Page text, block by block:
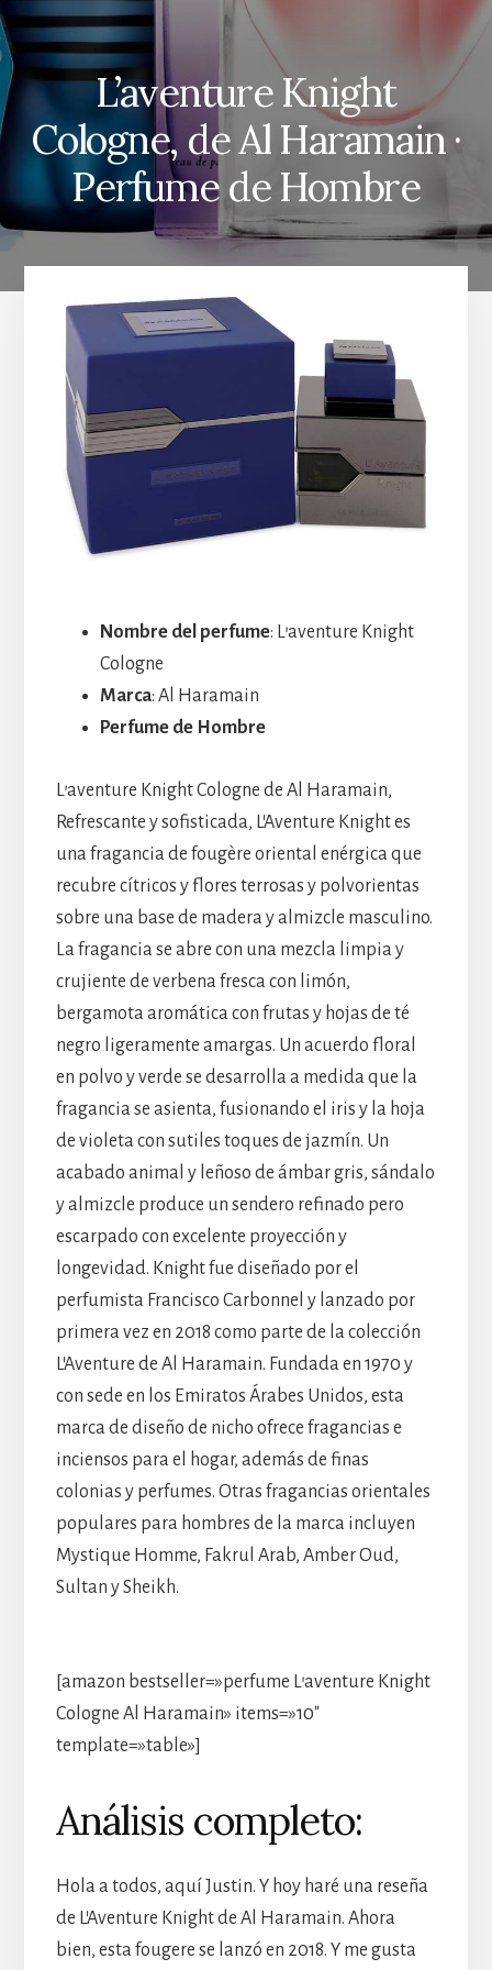
L’aventure Knight
Cologne, de Al Haramain ·
Perfume de Hombre
Nombre del perfume: L’aventure Knight
Cologne
Marca: Al Haramain
Perfume de Hombre
L’aventure Knight Cologne de Al Haramain,
Refrescante y sofisticada, L’Aventure Knight es
una fragancia de fougère oriental enérgica que
recubre cítricos y flores terrosas y polvorientas
sobre una base de madera y almizcle masculino.
La fragancia se abre con una mezcla limpia y
crujiente de verbena fresca con limón,
bergamota aromática con frutas y hojas de té
negro ligeramente amargas. Un acuerdo floral
en polvo y verde se desarrolla a medida que la
fragancia se asienta, fusionando el iris y la hoja
de violeta con sutiles toques de jazmín. Un
acabado animal y leñoso de ámbar gris, sándalo
y almizcle produce un sendero refinado pero
escarpado con excelente proyección y
longevidad. Knight fue diseñado por el
perfumista Francisco Carbonnel y lanzado por
primera vez en 2018 como parte de la colección
L’Aventure de Al Haramain. Fundada en 1970 y
con sede en los Emiratos Árabes Unidos, esta
marca de diseño de nicho ofrece fragancias e
inciensos para el hogar, además de finas
colonias y perfumes. Otras fragancias orientales
populares para hombres de la marca incluyen
Mystique Homme, Fakrul Arab, Amber Oud,
Sultan y Sheikh.
[amazon bestseller=»perfume L’aventure Knight
Cologne Al Haramain» items=»10″
template=»table»]
Análisis completo:
Hola a todos, aquí Justin. Y hoy haré una reseña
de L’Aventure Knight de Al Haramain. Ahora
bien, esta fougere se lanzó en 2018. Y me gusta